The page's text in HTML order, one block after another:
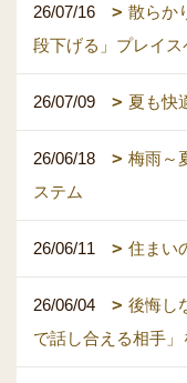
26/07/16
散らか
段下げる」プレイス
26/07/09 夏も快
26/06/18
梅雨～
ステム
26/06/11 住まい
26/06/04
後悔し
で話し合える相手」